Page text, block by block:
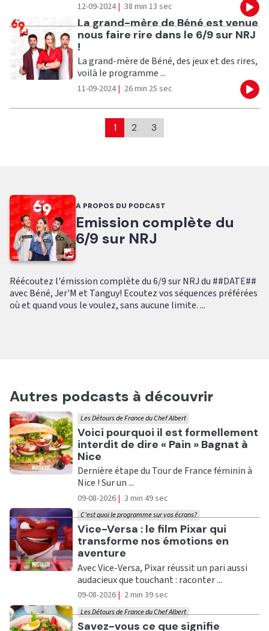
12-09-2024 | 38 min 13 sec
Ecouter
La grand-mère de Béné est venue
nous faire rire dans le 6/9 sur NRJ
!
La grand-mère de Béné, des jeux et des rires,
voilà le programme ...
11-09-2024 | 26 min 25 sec
1 2 3
A PROPOS DU PODCAST
Emission complète du
6/9 sur NRJ
Réécoutez l'émission complète du 6/9 sur NRJ du ##DATE##
avec Béné, Jer'M et Tanguy! Ecoutez vos séquences préférées
où et quand vous le voulez, sans aucune limite. ...
Autres podcasts à découvrir
Ecouter
Voici pourquoi il est formellement
interdit de dire « Pain » Bagnat à
Nice
Les Détours de France du Chef Albert
Dernière étape du Tour de France féminin à
Nice ! Sur un ...
09-08-2026 | 3 min 49 sec
Ecouter
Vice-Versa : le film Pixar qui
transforme nos émotions en
aventure
C'est quoi le programme sur vos écrans?
Avec Vice-Versa, Pixar réussit un pari aussi
audacieux que touchant : raconter ...
09-08-2026 | 2 min 39 sec
Ecouter
Savez-vous ce que signifie
Les Détours de France du Chef Albert